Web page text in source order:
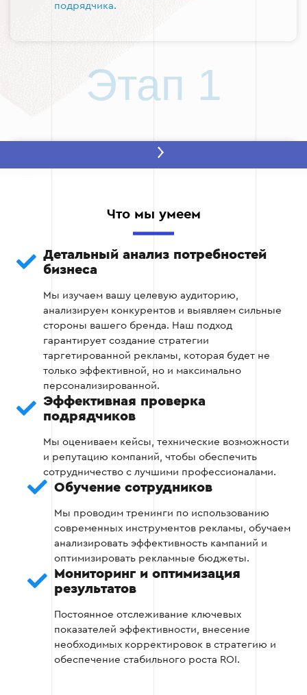
подрядчика.
Этап 1
Этап 2: Оценка технических навыков
таргетированной рекламы. Основные аспекты:
Знание платформ. Подрядчик должен быть
уверенным пользователем Google Ads,
платформ.
Работа с аналитикой. Умение использовать
Google Analytics, Pixel и другие
инструменты для анализа эффективности
рекламных кампаний.
Оптимизация бюджета. Проверка подходов
к управлению рекламным бюджетом для
достижения максимального результата.
Этап 2
Этап 3: Проверка кейсов
Оцените реальные результаты работы
подрядчика. Обратите внимание на:
Анализ примеров выполненных проектов.
Что мы умеем
Детальный анализ потребностей
бизнеса
Мы изучаем вашу целевую аудиторию,
анализируем конкурентов и выявляем сильные
стороны вашего бренда. Наш подход
гарантирует создание стратегии
таргетированной рекламы, которая будет не
только эффективной, но и максимально
персонализированной.
Эффективная проверка
подрядчиков
Мы оцениваем кейсы, технические возможности
и репутацию компаний, чтобы обеспечить
сотрудничество с лучшими профессионалами.
Обучение сотрудников
Мы проводим тренинги по использованию
современных инструментов рекламы, обучаем
анализировать эффективность кампаний и
оптимизировать рекламные бюджеты.
Мониторинг и оптимизация
результатов
Постоянное отслеживание ключевых
показателей эффективности, внесение
необходимых корректировок в стратегию и
обеспечение стабильного роста ROI.